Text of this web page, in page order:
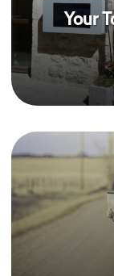
Your